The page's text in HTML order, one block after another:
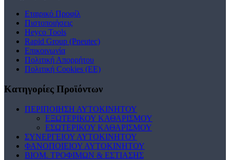
Εταιρικό Προφίλ
Πιστοποιήσεις
Heyco Tools
Rapid Group (Pneutec)
Επικοινωνία
Πολιτική Απορρήτου
Πολιτική Cookies (ΕΕ)
Κατηγορίες Προϊόντων
ΠΕΡΙΠΟΙΗΣΗ ΑΥΤΟΚΙΝΗΤΟΥ
ΕΞΩΤΕΡΙΚΟΥ ΚΑΘΑΡΙΣΜΟΥ
ΕΣΩΤΕΡΙΚΟΥ ΚΑΘΑΡΙΣΜΟΥ
ΣΥΝΕΡΓΕΙΟΥ ΑΥΤΟΚΙΝΗΤΟΥ
ΦΑΝΟΠΟΙΕΙΟΥ ΑΥΤΟΚΙΝΗΤΟΥ
ΒΙΟΜ. ΤΡΟΦΙΜΩΝ & ΕΣΤΙΑΣΗΣ